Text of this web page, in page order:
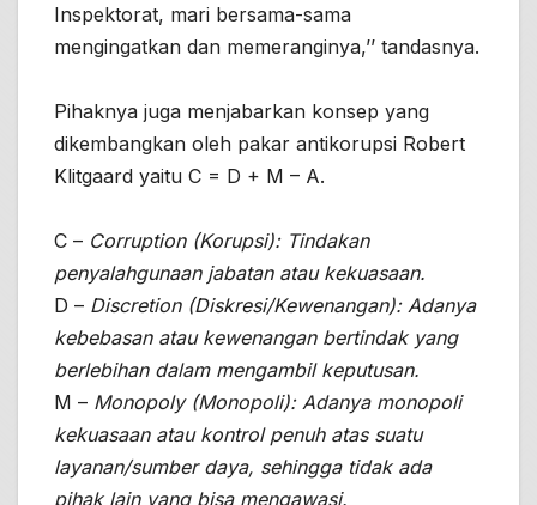
Inspektorat, mari bersama-sama
mengingatkan dan memeranginya,’’ tandasnya.
Pihaknya juga menjabarkan konsep yang
dikembangkan oleh pakar antikorupsi Robert
Klitgaard yaitu C = D + M – A.
C – Corruption (Korupsi): Tindakan
penyalahgunaan jabatan atau kekuasaan.
D – Discretion (Diskresi/Kewenangan): Adanya
kebebasan atau kewenangan bertindak yang
berlebihan dalam mengambil keputusan.
M – Monopoly (Monopoli): Adanya monopoli
kekuasaan atau kontrol penuh atas suatu
layanan/sumber daya, sehingga tidak ada
pihak lain yang bisa mengawasi.